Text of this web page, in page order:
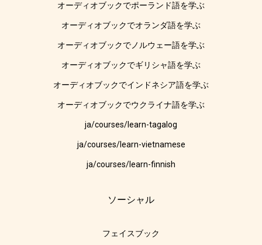
オーディオブックでポーランド語を学ぶ
オーディオブックでオランダ語を学ぶ
オーディオブックでノルウェー語を学ぶ
オーディオブックでギリシャ語を学ぶ
オーディオブックでインドネシア語を学ぶ
オーディオブックでウクライナ語を学ぶ
ja/courses/learn-tagalog
ja/courses/learn-vietnamese
ja/courses/learn-finnish
ソーシャル
フェイスブック